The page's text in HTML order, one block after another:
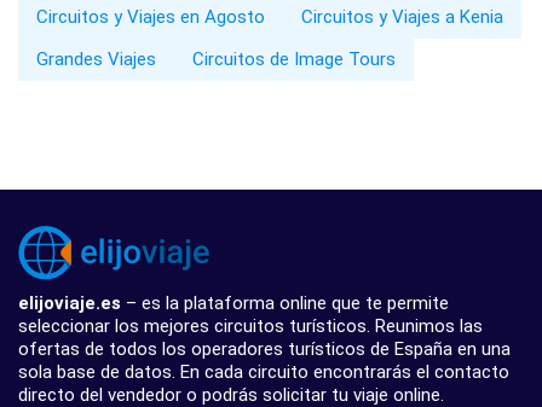
Circuitos y Viajes en Agosto
Circuitos y Viajes a Kenia
Grandes Viajes
Circuitos de Image Tours
elijoviaje.es – es la plataforma online que te permite
seleccionar los mejores circuitos turísticos. Reunimos las
ofertas de todos los operadores turísticos de España en una
sola base de datos. En cada circuito encontrarás el contacto
directo del vendedor o podrás solicitar tu viaje online.